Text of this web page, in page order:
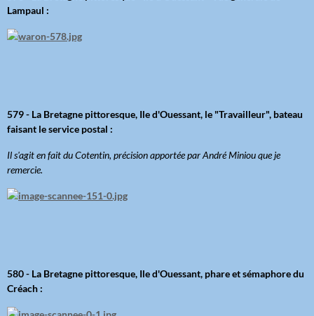
Lampaul :
579 - La Bretagne pittoresque, Ile d'Ouessant, le "Travailleur", bateau
faisant le service postal :
Il s'agit en fait du Cotentin, précision apportée par André Miniou que je
remercie.
580 - La Bretagne pittoresque, Ile d'Ouessant, phare et sémaphore du
Créach :